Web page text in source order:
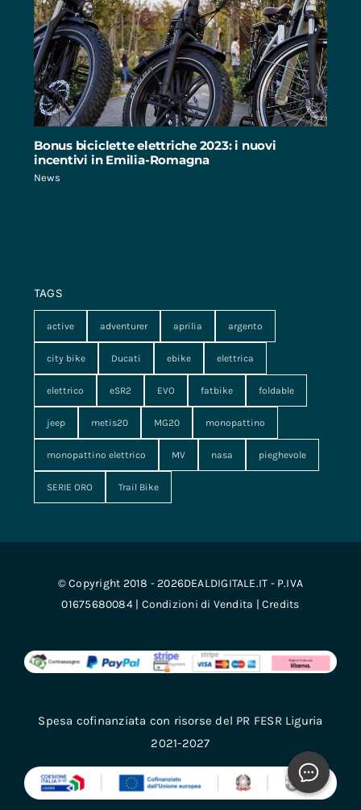
Bonus biciclette elettriche 2023: i nuovi
incentivi in Emilia-Romagna
News
TAGS
active adventurer aprilia argento
city bike Ducati ebike elettrica
elettrico eSR2 EVO fatbike foldable
jeep metis20 MG20 monopattino
monopattino elettrico MV nasa pieghevole
SERIE ORO Trail Bike
© Copyright 2018 - 2026DEALDIGITALE.IT - P.IVA
01675680084 | Condizioni di Vendita | Credits
Spesa cofinanziata con risorse del PR FESR Liguria
2021-2027